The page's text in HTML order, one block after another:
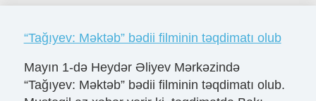
“Tağıyev: Məktəb” bədii filminin təqdimatı olub
Mayın 1-də Heydər Əliyev Mərkəzində
“Tağıyev: Məktəb” bədii filminin təqdimatı olub.